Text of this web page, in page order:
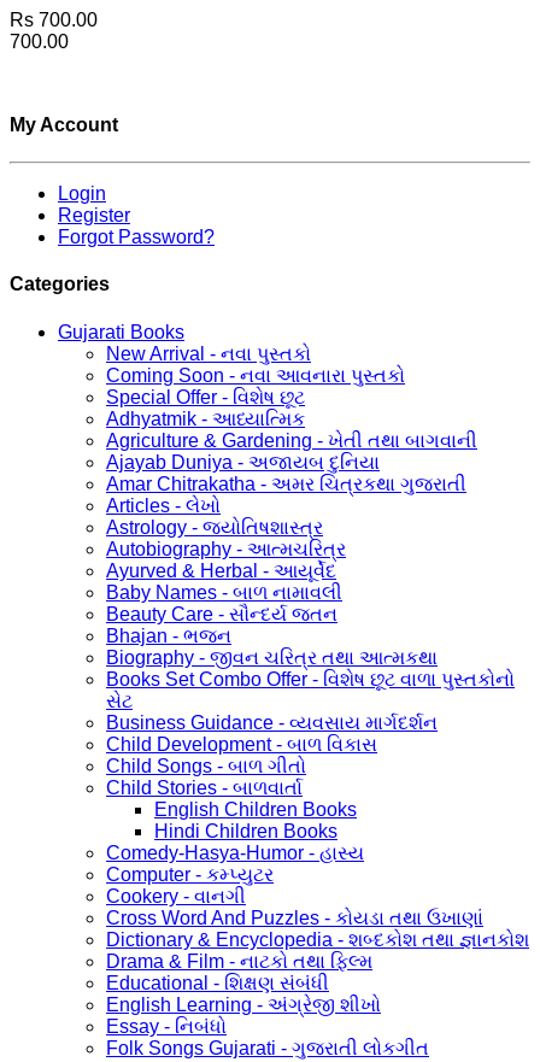
Rs 700.00
700.00
My Account
Login
Register
Forgot Password?
Categories
Gujarati Books
New Arrival - નવા પુસ્તકો
Coming Soon - નવા આવનારા પુસ્તકો
Special Offer - વિશેષ છૂટ
Adhyatmik - આધ્યાત્મિક
Agriculture & Gardening - ખેતી તથા બાગવાની
Ajayab Duniya - અજાયબ દુનિયા
Amar Chitrakatha - અમર ચિત્રકથા ગુજરાતી
Articles - લેખો
Astrology - જ્યોતિષશાસ્ત્ર
Autobiography - આત્મચરિત્ર
Ayurved & Herbal - આયૂર્વેદ
Baby Names - બાળ નામાવલી
Beauty Care - સૌન્દર્ય જતન
Bhajan - ભજન
Biography - જીવન ચરિત્ર તથા આત્મકથા
Books Set Combo Offer - વિશેષ છૂટ વાળા પુસ્તકોનો
સેટ
Business Guidance - વ્યવસાય માર્ગદર્શન
Child Development - બાળ વિકાસ
Child Songs - બાળ ગીતો
Child Stories - બાળવાર્તા
English Children Books
Hindi Children Books
Comedy-Hasya-Humor - હાસ્ય
Computer - કમ્પ્યુટર
Cookery - વાનગી
Cross Word And Puzzles - કોયડા તથા ઉખાણાં
Dictionary & Encyclopedia - શબ્દકોશ તથા જ્ઞાનકોશ
Drama & Film - નાટકો તથા ફિલ્મ
Educational - શિક્ષણ સંબંધી
English Learning - અંગ્રેજી શીખો
Essay - નિબંધો
Folk Songs Gujarati - ગુજરાતી લોકગીત